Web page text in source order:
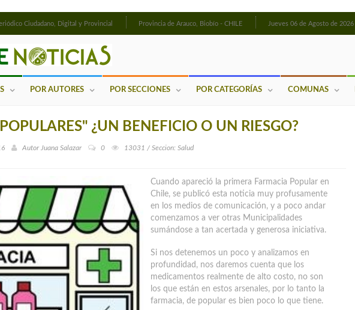
Ciudadano, Digital y Provincial Provincia de Arauco, Biobío - CHILE Jueves 06 de Agosto de 2026
POR AUTORES POR SECCIONES POR CATEGORÍAS COMUNAS
¿UN BENEFICIO O UN RIESGO?
Autor Juana Salazar 0 13031 / Seccion: Salud
Cuando apareció la primera Farmacia Popular en
Chile, se publicó esta noticia muy profusamente
en los medios de comunicación, y a poco andar
comenzamos a ver otras Municipalidades
sumándose a tan acertada y generosa iniciativa.
Si nos detenemos un poco y analizamos en
profundidad, nos daremos cuenta que los
medicamentos realmente de alto costo, no son
los que están en estos arsenales, por lo tanto la
farmacia, de popular es bien poco lo que tiene.